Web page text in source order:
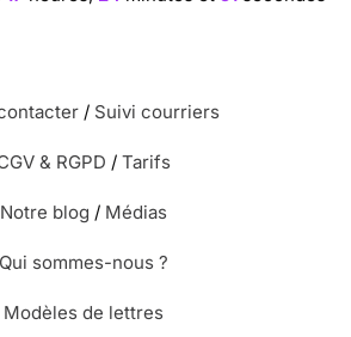
/ Suivi courriers
& RGPD / Tarifs
Notre blog / Médias
Qui sommes-nous ?
Modèles de lettres